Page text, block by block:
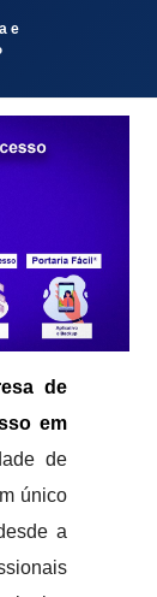
e
de
em
de
único
a